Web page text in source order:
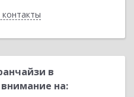
в
на: